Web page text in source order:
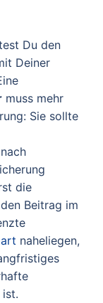
Du den
Deiner
muss mehr
Sie sollte
die
Beitrag im
naheliegen,